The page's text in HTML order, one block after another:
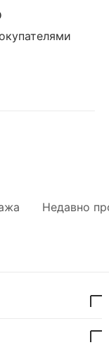
Недавно